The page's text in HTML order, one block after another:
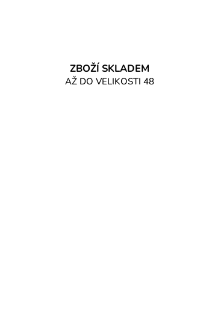
ZBOŽÍ SKLADEM
AŽ DO VELIKOSTI 48